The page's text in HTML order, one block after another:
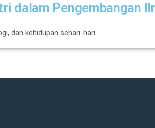
dalam Pengembangan
dan kehidupan sehari-hari.